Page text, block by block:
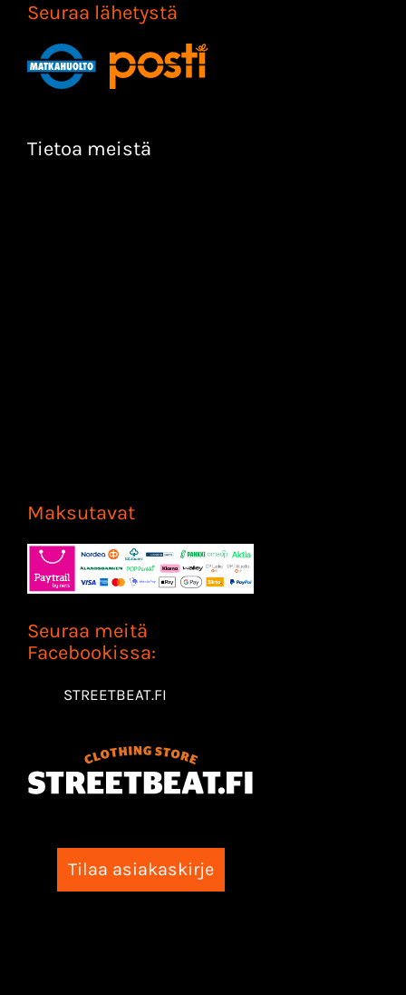
Seuraa lähetystä
Tietoa meistä
Maksutavat
Seuraa meitä
Facebookissa:
STREETBEAT.FI